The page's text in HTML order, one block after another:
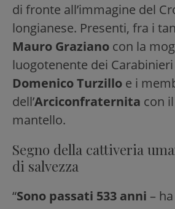
di fronte all’immagine del
longianese. Presenti, fra i
Mauro Graziano con la
luogotenente dei
Domenico Turzillo e i
dell’Arciconfraternita con
mantello.
Segno della cattiveria
di salvezza
“Sono passati 533 anni –